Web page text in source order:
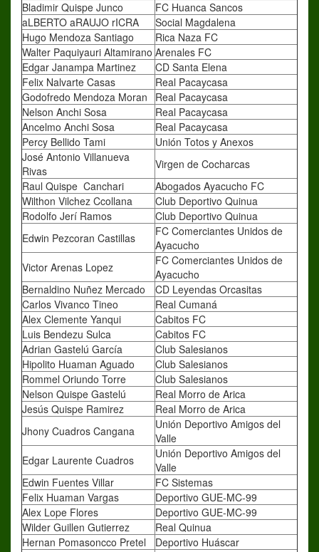
Bladimir Quispe Junco
FC Huanca Sancos
aLBERTO aRAUJO rICRA
Social Magdalena
Hugo Mendoza Santiago
Rica Naza FC
Walter Paquiyauri Altamirano Arenales FC
Edgar Janampa Martinez
CD Santa Elena
Felix Nalvarte Casas
Real Pacaycasa
Godofredo Mendoza Moran
Real Pacaycasa
Nelson Anchi Sosa
Real Pacaycasa
Ancelmo Anchi Sosa
Real Pacaycasa
Percy Bellido Tami
Unión Totos y Anexos
José Antonio Villanueva
Rivas
Virgen de Cocharcas
Raul Quispe Canchari
Abogados Ayacucho FC
Wilthon Vilchez Ccollana
Club Deportivo Quinua
Rodolfo Jerí Ramos
Club Deportivo Quinua
Edwin Pezcoran Castillas
FC Comerciantes Unidos de
Ayacucho
Victor Arenas Lopez
FC Comerciantes Unidos de
Ayacucho
Bernaldino Nuñez Mercado
CD Leyendas Orcasitas
Carlos Vivanco Tineo
Real Cumaná
Alex Clemente Yanqui
Cabitos FC
Luis Bendezu Sulca
Cabitos FC
Adrian Gastelú García
Club Salesianos
Hipolito Huaman Aguado
Club Salesianos
Rommel Oriundo Torre
Club Salesianos
Nelson Quispe Gastelú
Real Morro de Arica
Jesús Quispe Ramirez
Real Morro de Arica
Jhony Cuadros Cangana
Unión Deportivo Amigos del
Valle
Edgar Laurente Cuadros
Unión Deportivo Amigos del
Valle
Edwin Fuentes Villar
FC Sistemas
Felix Huaman Vargas
Deportivo GUE-MC-99
Alex Lope Flores
Deportivo GUE-MC-99
Wilder Guillen Gutierrez
Real Quinua
Hernan Pomasoncco Pretel
Deportivo Huáscar